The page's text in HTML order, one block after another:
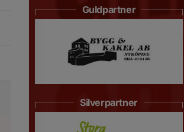
Guldpartner
Silverpartner